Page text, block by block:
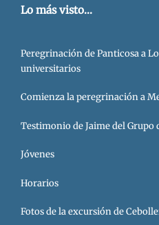
Lo más visto...
Peregrinación de Panticosa a
universitarios
Comienza la peregrinación a
Testimonio de Jaime del Grupo
Jóvenes
Horarios
Fotos de la excursión de